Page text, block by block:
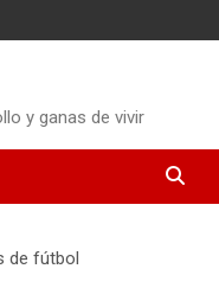
y ganas de vivir
de fútbol